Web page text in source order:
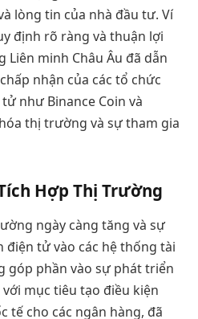
lòng tin của nhà đầu tư. Ví
định rõ ràng và thuận lợi
minh Châu Âu đã dẫn
nhận của các tổ chức
như Binance Coin và
thị trường và sự tham gia
Hợp Thị Trường
ngày càng tăng và sự
điện tử vào các hệ thống tài
góp phần vào sự phát triển
với mục tiêu tạo điều kiện
tế cho các ngân hàng, đã